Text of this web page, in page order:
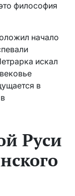
философия
начало
искал
в
Руси